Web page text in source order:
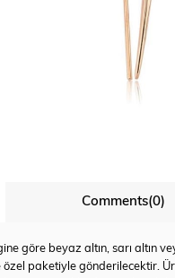
Comments(0)
göre beyaz altın, sarı altın
paketiyle gönderilecektir.